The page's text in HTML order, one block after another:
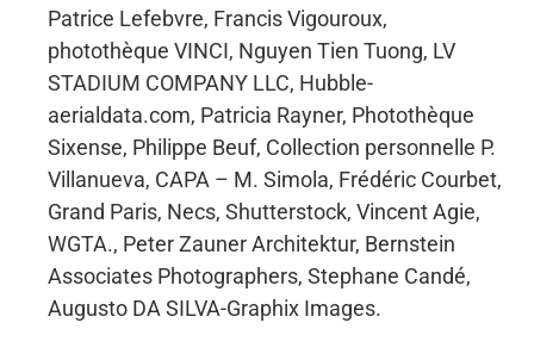
Patrice Lefebvre, Francis Vigouroux,
photothèque VINCI, Nguyen Tien Tuong, LV
STADIUM COMPANY LLC, Hubble-
aerialdata.com, Patricia Rayner, Photothèque
Sixense, Philippe Beuf, Collection personnelle P.
Villanueva, CAPA – M. Simola, Frédéric Courbet,
Grand Paris, Necs, Shutterstock, Vincent Agie,
WGTA., Peter Zauner Architektur, Bernstein
Associates Photographers, Stephane Candé,
Augusto DA SILVA-Graphix Images.